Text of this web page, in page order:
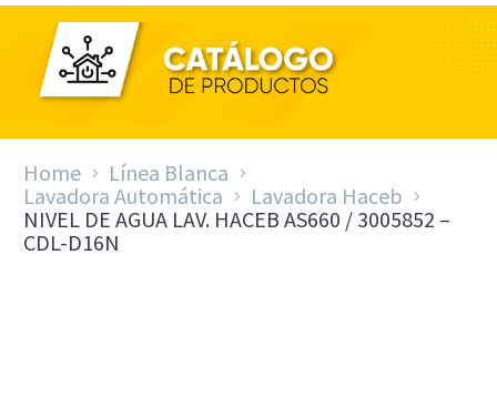
Home
Línea Blanca
Lavadora Automática
Lavadora Haceb
NIVEL DE AGUA LAV. HACEB AS660 / 3005852 –
CDL-D16N